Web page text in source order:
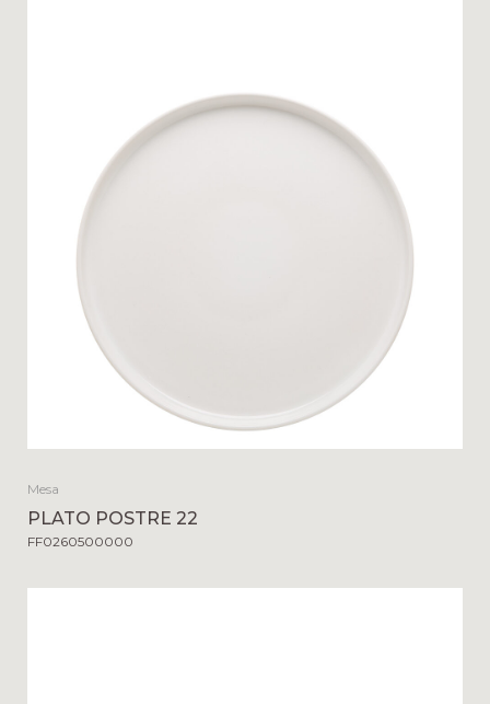
Mesa
PLATO POSTRE 22
FF0260500000